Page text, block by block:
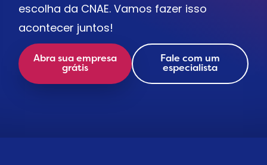
escolha da CNAE. Vamos fazer isso
acontecer juntos!
Abra sua empresa
grátis
Fale com um
especialista